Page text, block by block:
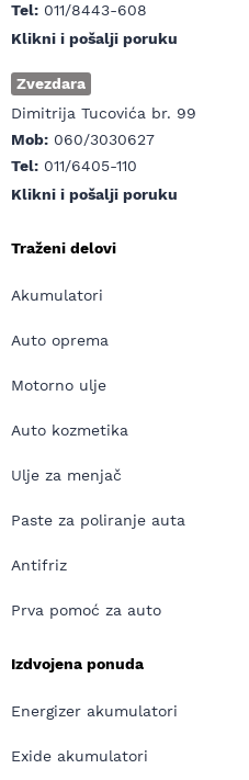
Tel: 011/8443-608
Klikni i pošalji poruku
Zvezdara
Dimitrija Tucovića br. 99
Mob: 060/3030627
Tel: 011/6405-110
Klikni i pošalji poruku
Traženi delovi
Akumulatori
Auto oprema
Motorno ulje
Auto kozmetika
Ulje za menjač
Paste za poliranje auta
Antifriz
Prva pomoć za auto
Izdvojena ponuda
Energizer akumulatori
Exide akumulatori